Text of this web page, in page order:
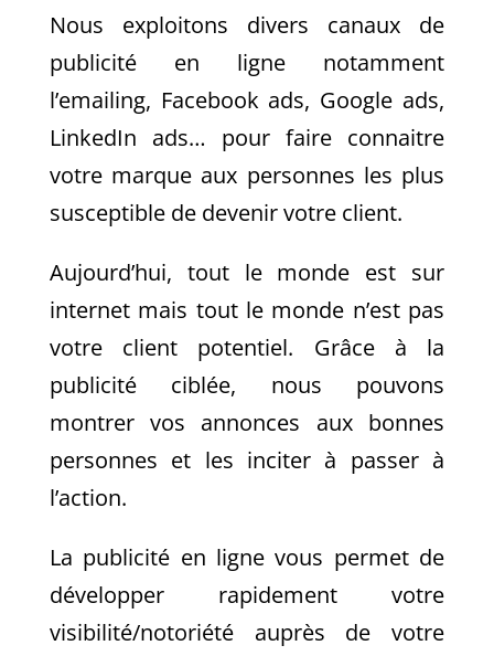
Nous exploitons divers canaux de
publicité en ligne notamment
l’emailing, Facebook ads, Google ads,
LinkedIn ads… pour faire connaitre
votre marque aux personnes les plus
susceptible de devenir votre client.
Aujourd’hui, tout le monde est sur
internet mais tout le monde n’est pas
votre client potentiel. Grâce à la
publicité ciblée, nous pouvons
montrer vos annonces aux bonnes
personnes et les inciter à passer à
l’action.
La publicité en ligne vous permet de
développer rapidement votre
visibilité/notoriété auprès de votre